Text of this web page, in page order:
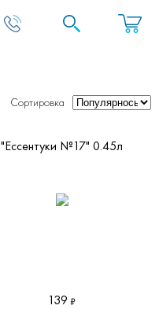
Сортировка
"Ессентуки №17" 0.45л
139